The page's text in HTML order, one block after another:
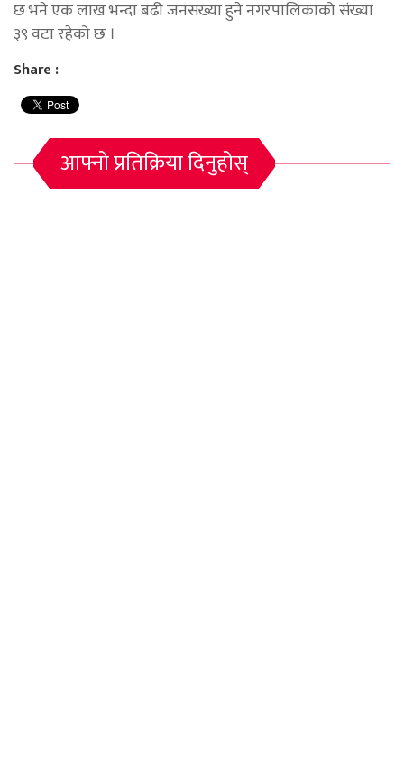
छ भने एक लाख भन्दा बढी जनसख्या हुने नगरपालिकाको संख्या
३९ वटा रहेको छ ।
Share :
आफ्नो प्रतिक्रिया दिनुहोस्